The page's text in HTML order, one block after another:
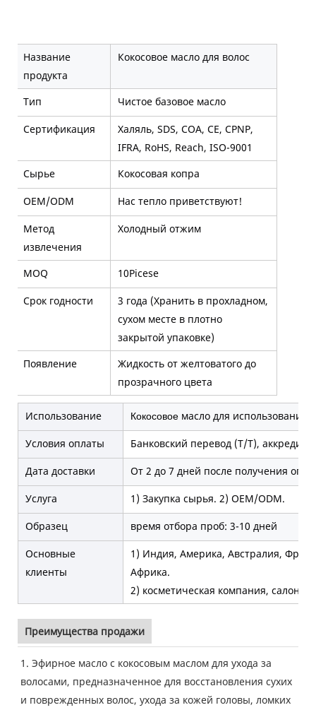
Название
продукта
Кокосовое масло для волос
Тип Чистое базовое масло
Сертификация
Халяль, SDS, COA, CE, CPNP,
IFRA, RoHS, Reach, ISO-9001
Сырье
Кокосовая копра
OEM/ODM Нас тепло приветствуют!
Метод
извлечения
Холодный отжим
MOQ 10Picese
Срок годности
3 года (Хранить в прохладном,
сухом месте в плотно
закрытой упаковке)
Появление
Жидкость от желтоватого до
прозрачного цвета
Использование Кокосовое масло для использования
Условия оплаты Банковский перевод (T/T),
Дата доставки От 2 до 7 дней после получения
Услуга 1) Закупка сырья. 2) OEM/ODM.
Образец время отбора проб: 3-10 дней
Основные
клиенты
1) Индия, Америка, Австралия,
Африка.
2) косметическая компания, салон
Преимущества продажи
1. Эфирное масло с кокосовым маслом для ухода за
волосами, предназначенное для восстановления сухих
и поврежденных волос, ухода за кожей головы, ломких